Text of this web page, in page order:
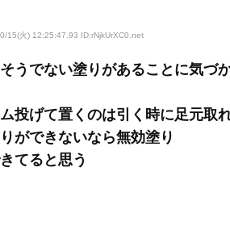
15(火) 12:25:47.93 ID:rNjkUrXC0 .net
うでない塗りがあることに気づ
投げて置くのは引く時に足元取
ができないなら無効塗り
てると思う